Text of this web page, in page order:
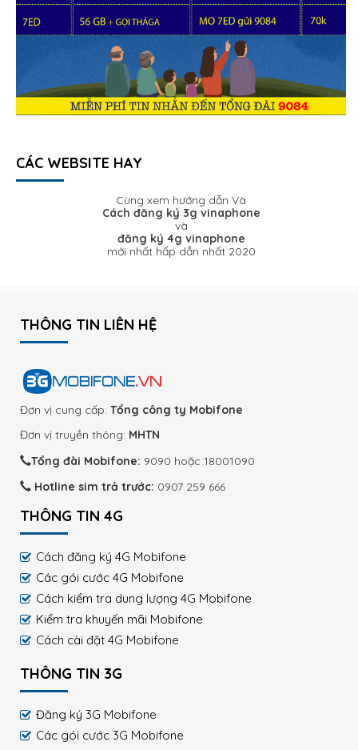
CÁC WEBSITE HAY
Cùng xem hướng dẫn Và
Cách đăng ký 3g vinaphone
và
đăng ký 4g vinaphone
mới nhất hấp dẫn nhất 2020
THÔNG TIN LIÊN HỆ
Đơn vị cung cấp: Tổng công ty Mobifone
Đơn vị truyền thông: MHTN
Tổng đài Mobifone: 9090 hoặc 18001090
Hotline sim trả trước: 0907 259 666
THÔNG TIN 4G
Cách đăng ký 4G Mobifone
Các gói cước 4G Mobifone
Cách kiểm tra dung lượng 4G Mobifone
Kiểm tra khuyến mãi Mobifone
Cách cài đặt 4G Mobifone
THÔNG TIN 3G
Đăng ký 3G Mobifone
Các gói cước 3G Mobifone